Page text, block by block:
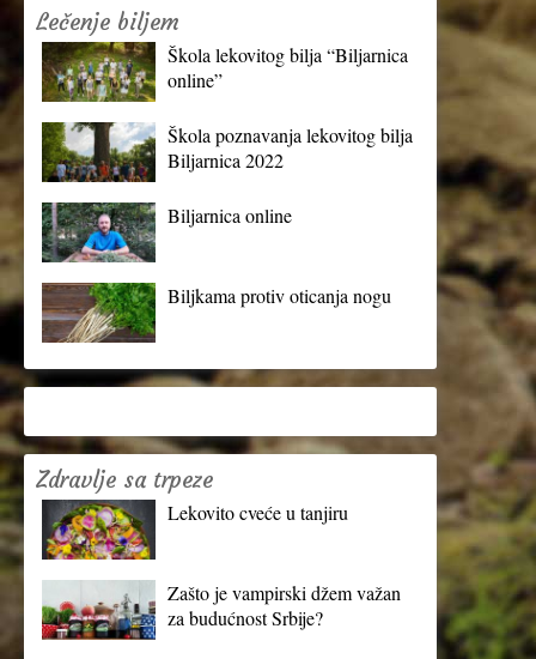
Lečenje biljem
Škola lekovitog bilja “Biljarnica
online”
Škola poznavanja lekovitog bilja
Biljarnica 2022
Biljarnica online
Biljkama protiv oticanja nogu
Zdravlje sa trpeze
Lekovito cveće u tanjiru
Zašto je vampirski džem važan
za budućnost Srbije?